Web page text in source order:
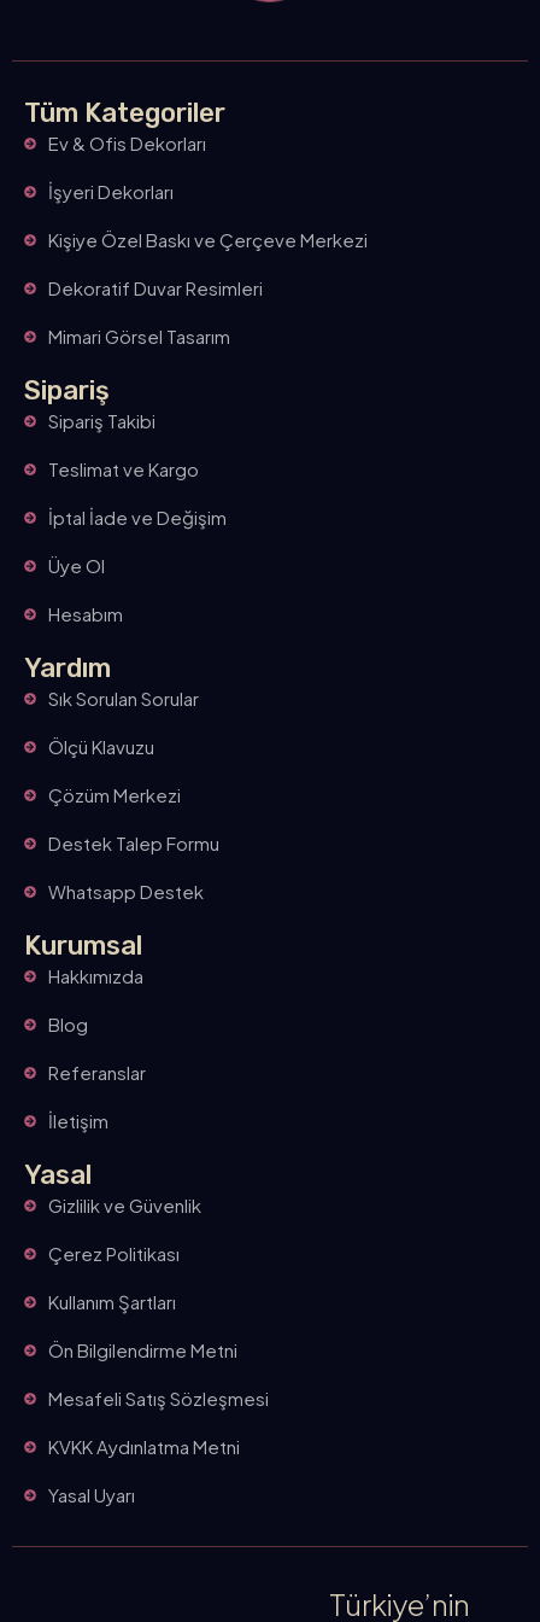
Tüm Kategoriler
Ev & Ofis Dekorları
İşyeri Dekorları
Kişiye Özel Baskı ve Çerçeve Merkezi
Dekoratif Duvar Resimleri
Mimari Görsel Tasarım
Sipariş
Sipariş Takibi
Teslimat ve Kargo
İptal İade ve Değişim
Üye Ol
Hesabım
Yardım
Sık Sorulan Sorular
Ölçü Klavuzu
Çözüm Merkezi
Destek Talep Formu
Whatsapp Destek
Kurumsal
Hakkımızda
Blog
Referanslar
İletişim
Yasal
Gizlilik ve Güvenlik
Çerez Politikası
Kullanım Şartları
Ön Bilgilendirme Metni
Mesafeli Satış Sözleşmesi
KVKK Aydınlatma Metni
Yasal Uyarı
Türkiye’nin